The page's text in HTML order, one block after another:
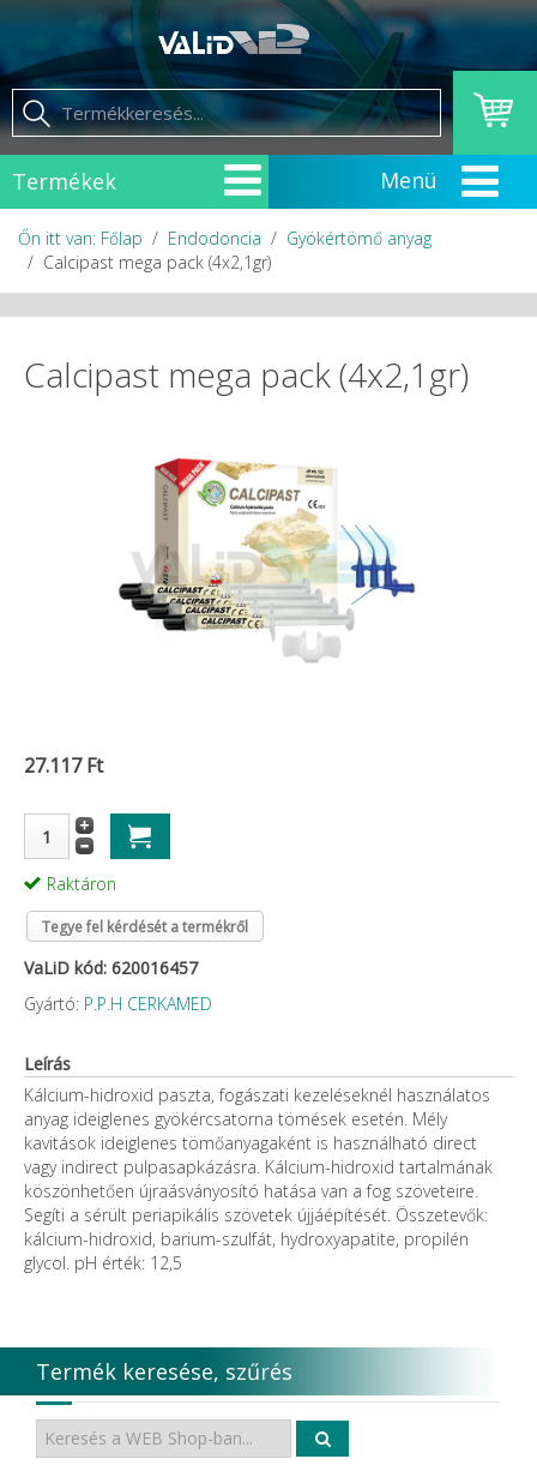
Termékek
Őn itt van: Főlap Endodoncia
Gyökértömő anyag
Calcipast mega pack (4x2,1gr)
Calcipast mega pack (4x2,1gr)
27.117 Ft
Raktáron
Tegye fel kérdését a termékről
VaLiD kód: 620016457
Gyártó: P.P.H CERKAMED
Leírás
Kálcium-hidroxid paszta, fogászati kezeléseknél használatos
anyag ideiglenes gyökércsatorna tömések esetén. Mély
kavitások ideiglenes tömőanyagaként is használható direct
vagy indirect pulpasapkázásra. Kálcium-hidroxid tartalmának
köszönhetően újraásványosító hatása van a fog szöveteire.
Segíti a sérült periapikális szövetek újjáépítését. Összetevők:
kálcium-hidroxid, barium-szulfát, hydroxyapatite, propilén
glycol. pH érték: 12,5
Termék keresése, szűrés